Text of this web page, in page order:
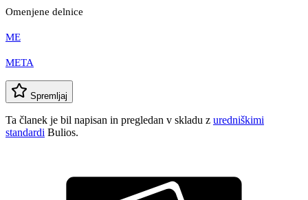
Omenjene delnice
ME
META
Spremljaj
Ta članek je bil napisan in pregledan v skladu z uredniškimi
standardi Bulios.